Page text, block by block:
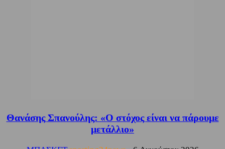
Θανάσης Σπανούλης: «Ο στόχος είναι να πάρουμε
μετάλλιο»